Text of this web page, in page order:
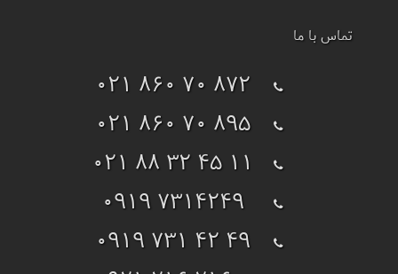
تماس با ما
021 860 70 872
021 860 70 895
021 88 32 45 11
0919 7314249
0919 731 42 49